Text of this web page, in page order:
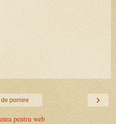
›
pornire
pentru web